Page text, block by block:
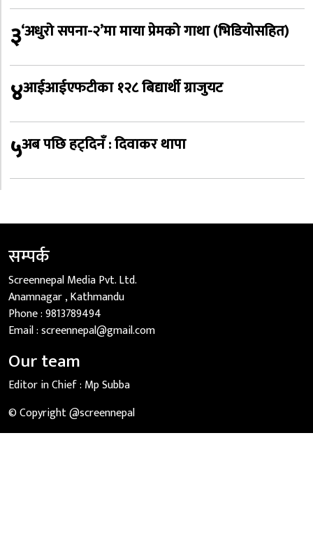
३‘अधुरो सपना-२’मा माया प्रेमको गाथा (भिडियोसहित)
४आईआईएफटीका १२८ बिद्यार्थी ग्राजुयट
५अब पछि हट्दिनँ : दिवाकर थापा
सम्पर्क
Screennepal Media Pvt. Ltd.
Anamnagar , Kathmandu
Phone :9813789494
Email :screennepal@gmail.com
Our team
Editor in Chief : Mp Subba
© Copyright @screennepal